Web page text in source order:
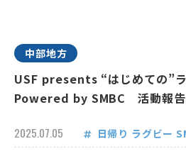
中部地方
USF presents “はじめての”
Powered by SMBC 活動報告
2025.07.05 日帰り ラグビー